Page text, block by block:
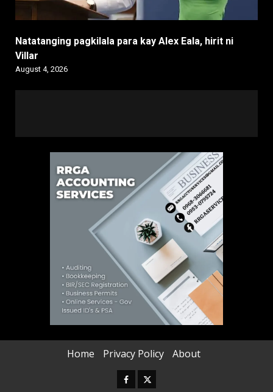
Natatanging pagkilala para kay Alex Eala, hirit ni
Villar
August 4, 2026
Home Privacy Policy About
Facebook
Twitter